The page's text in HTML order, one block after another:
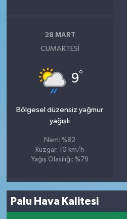
28 MART
CUMARTESI
9°
Bölgesel düzensiz yağmur
yağışlı
Nem: %82
Rüzgar: 10 km/h
Yağış Olasılığı: %79
Palu Hava Kalitesi